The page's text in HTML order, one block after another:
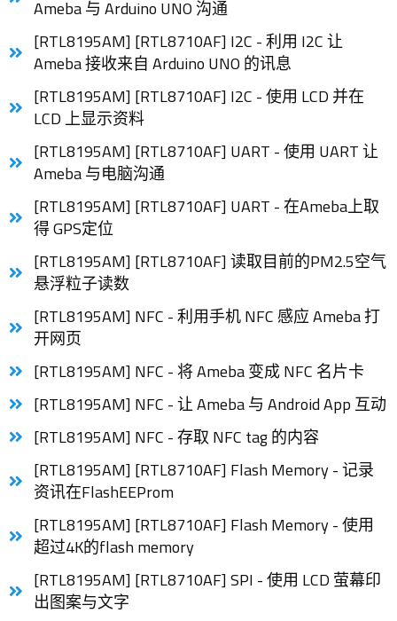
Ameba 与 Arduino UNO 沟通
[RTL8195AM] [RTL8710AF] I2C - 利用 I2C 让
Ameba 接收来自 Arduino UNO 的讯息
[RTL8195AM] [RTL8710AF] I2C - 使用 LCD 并在
LCD 上显示资料
[RTL8195AM] [RTL8710AF] UART - 使用 UART 让
Ameba 与电脑沟通
[RTL8195AM] [RTL8710AF] UART - 在Ameba上取
得 GPS定位
[RTL8195AM] [RTL8710AF] 读取目前的PM2.5空气
悬浮粒子读数
[RTL8195AM] NFC - 利用手机 NFC 感应 Ameba 打
开网页
[RTL8195AM] NFC - 将 Ameba 变成 NFC 名片卡
[RTL8195AM] NFC - 让 Ameba 与 Android App 互动
[RTL8195AM] NFC - 存取 NFC tag 的内容
[RTL8195AM] [RTL8710AF] Flash Memory - 记录
资讯在FlashEEProm
[RTL8195AM] [RTL8710AF] Flash Memory - 使用
超过4K的flash memory
[RTL8195AM] [RTL8710AF] SPI - 使用 LCD 萤幕印
出图案与文字